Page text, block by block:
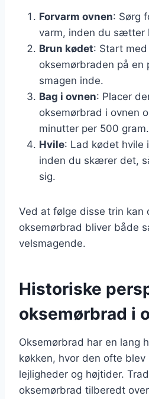
Forvarm ovnen: Sørg
varm, inden du sætter
Brun kødet: Start
oksemørbraden på en
smagen inde.
Bag i ovnen: Placer
oksemørbrad i ovnen
minutter per 500 gram.
Hvile: Lad kødet hvile
inden du skærer det,
sig.
Ved at følge disse trin kan
oksemørbrad bliver både
velsmagende.
Historiske
oksemørbrad i
Oksemørbrad har en lang
køkken, hvor den ofte
lejligheder og højtider.
oksemørbrad tilberedt